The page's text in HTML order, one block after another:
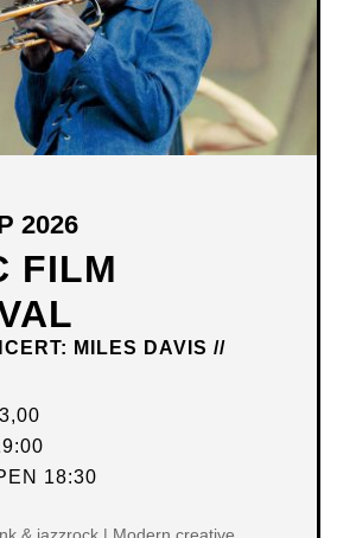
FILM
MILES DAVIS //
2026
18:30
& jazzrock | Modern creative